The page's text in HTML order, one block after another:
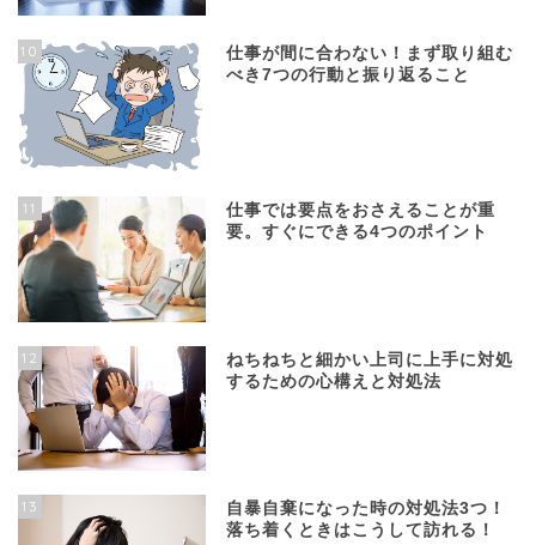
10
仕事が間に合わない！まず取り組む
べき7つの行動と振り返ること
11
仕事では要点をおさえることが重
要。すぐにできる4つのポイント
12
ねちねちと細かい上司に上手に対処
するための心構えと対処法
13
自暴自棄になった時の対処法3つ！
落ち着くときはこうして訪れる！